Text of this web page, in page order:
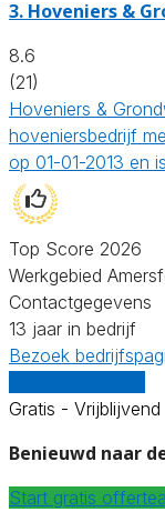
3. Hoveniers &
8.6
(21)
Hoveniers &
hoveniersbedrijf
op 01-01-2013 en
Top Score 2026
Werkgebied
Contactgegevens
13 jaar in bedrijf
Bezoek
Gratis - Vrijblijvend
Benieuwd naar
Start gratis